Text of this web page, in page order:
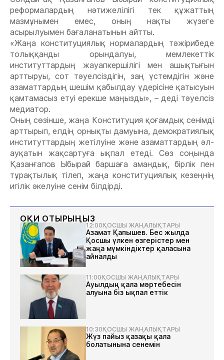
реформалардың нәтижелілігі тек құжаттың
мазмұнымен емес, оның нақты жүзеге
асырылуымен бағаланатынын айтты.
«Жаңа конституциялық нормалардың тәжірибеде
толыққанды орындалуы, мемлекеттік
институттардың жауапкершілігі мен ашықтығын
арттыруы, сот тәуелсіздігін, заң үстемдігін және
азаматтардың шешім қабылдау үдерісіне қатысуын
қамтамасыз етуі ерекше маңызды», – деді тәуелсіз
медиатор.
Оның сөзінше, жаңа Конституция қоғамдық сенімді
арттырып, елдің орнықты дамуына, демократиялық
институттардың жетілуіне және азаматтардың әл-
ауқатын жақсартуға ықпал етеді. Сөз соңында
Қазанғапов Ыбырай баршаға амандық, бірлік пен
тұрақтылық тілеп, жаңа конституциялық кезеңнің
игілік әкелуіне сенім білдірді.
ОҚИ ОТЫРЫҢЫЗ
12:00ҚОСШЫ ЖАҢАЛЫҚТАРЫ
Азамат Қапышев. Бес жылда
Қосшы үлкен өзгерістер мен
жаңа мүмкіндіктер қаласына
айналды
11:00ҚОСШЫ ЖАҢАЛЫҚТАРЫ
Ауылдың қала мәртебесін
алуына біз ықпал еттік
10:30ҚОСШЫ ЖАҢАЛЫҚТАРЫ
Жүз пайыз қазақы қала
болатынына сенемін